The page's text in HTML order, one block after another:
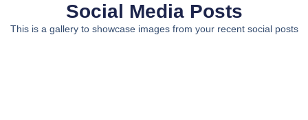
Social Media Posts
This is a gallery to showcase images from your recent social posts